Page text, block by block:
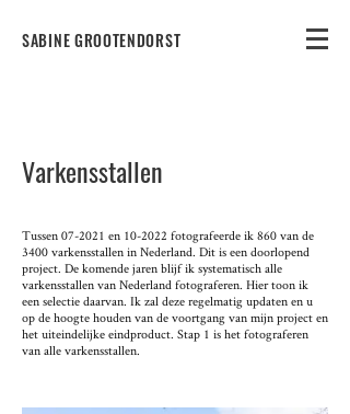
SABINE GROOTENDORST
Varkensstallen
Tussen 07-2021 en 10-2022 fotografeerde ik 860 van de
3400 varkensstallen in Nederland. Dit is een doorlopend
project. De komende jaren blijf ik systematisch alle
varkensstallen van Nederland fotograferen. Hier toon ik
een selectie daarvan. Ik zal deze regelmatig updaten en u
op de hoogte houden van de voortgang van mijn project en
het uiteindelijke eindproduct. Stap 1 is het fotograferen
van alle varkensstallen.